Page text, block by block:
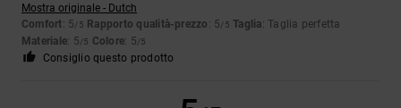
Mostra originale - Dutch
Comfort: 5/5 Rapporto qualità-prezzo : 5/5 Taglia: Taglia perfetta
Materiale: 5/5 Colore: 5/5
Consiglio questo prodotto